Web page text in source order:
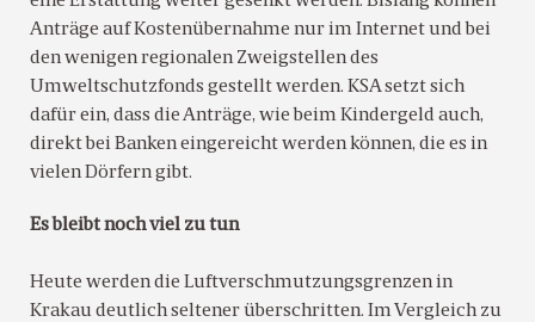
Anträge auf Kostenübernahme nur im Internet und bei
den wenigen regionalen Zweigstellen des
Umweltschutzfonds gestellt werden. KSA setzt sich
dafür ein, dass die Anträge, wie beim Kindergeld auch,
direkt bei Banken eingereicht werden können, die es in
vielen Dörfern gibt.
Es bleibt noch viel zu tun
Heute werden die Luftverschmutzungsgrenzen in
Krakau deutlich seltener überschritten. Im Vergleich zu